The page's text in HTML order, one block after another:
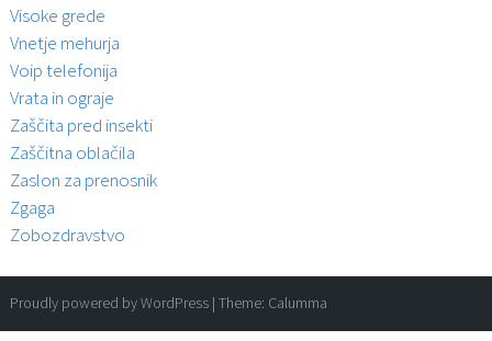
Visoke grede
Vnetje mehurja
Voip telefonija
Vrata in ograje
Zaščita pred insekti
Zaščitna oblačila
Zaslon za prenosnik
Zgaga
Zobozdravstvo
Proudly powered by WordPress | Theme: Calumma